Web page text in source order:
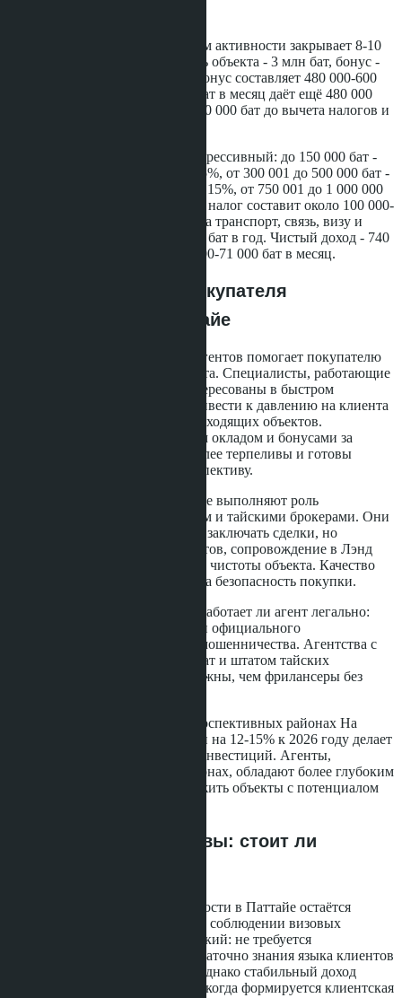
Консультант со средним уровнем активности закрывает 8-10
сделок в год. Средняя стоимость объекта - 3 млн бат, бонус -
2% от суммы сделки. Годовой бонус составляет 480 000-600
000 бат. Базовый оклад 40 000 бат в месяц даёт ещё 480 000
бат. Общий доход - 960 000-1 080 000 бат до вычета налогов и
Налог на доход в Таиланде прогрессивный: до 150 000 бат -
0%, от 150 001 до 300 000 бат - 5%, от 300 001 до 500 000 бат -
10%, от 500 001 до 750 000 бат - 15%, от 750 001 до 1 000 000
бат - 20%. При доходе 1 млн бат налог составит около 100 000-
120 000 бат. Скрытые расходы на транспорт, связь, визу и
страховку - ещё 100 000-150 000 бат в год. Чистый доход - 740
000-860 000 бат, или около 61 000-71 000 бат в месяц.
Что это значит для покупателя
недвижимости в Паттайе
Понимание структуры дохода агентов помогает покупателю
оценить мотивацию консультанта. Специалисты, работающие
на комиссионной основе, заинтересованы в быстром
закрытии сделки, что может привести к давлению на клиента
или предложению не самых подходящих объектов.
Консультанты с фиксированным окладом и бонусами за
привлечение клиентов часто более терпеливы и готовы
работать на долгосрочную перспективу.
Русскоязычные агенты в Паттайе выполняют роль
посредников между покупателем и тайскими брокерами. Они
не имеют права самостоятельно заключать сделки, но
обеспечивают перевод документов, сопровождение в Лэнд
Офисе и проверку юридической чистоты объекта. Качество
этой работы напрямую влияет на безопасность покупки.
Покупателю важно проверять, работает ли агент легально:
наличие разрешения на работу и официального
трудоустройства снижает риск мошенничества. Агентства с
уставным капиталом от 2 млн бат и штатом тайских
сотрудников обычно более надёжны, чем фрилансеры без
Рост цен на недвижимость в перспективных районах На
Джомтьен и Восточной Паттайи на 12-15% к 2026 году делает
эти локации интересными для инвестиций. Агенты,
специализирующиеся на этих зонах, обладают более глубоким
знанием рынка и могут предложить объекты с потенциалом
Карьерные перспективы: стоит ли
Профессия агента по недвижимости в Паттайе остаётся
доступной для иностранцев при соблюдении визовых
требований. Входной порог низкий: не требуется
специального образования, достаточно знания языка клиентов
и базового понимания рынка. Однако стабильный доход
приходит только через 1-2 года, когда формируется клиентская